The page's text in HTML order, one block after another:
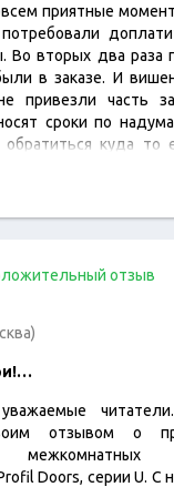
приятные
потребовали
Во вторых два раза
в заказе. И
привезли часть
сроки по
куда
отзыв
отзывом о
Doors, серии U. С